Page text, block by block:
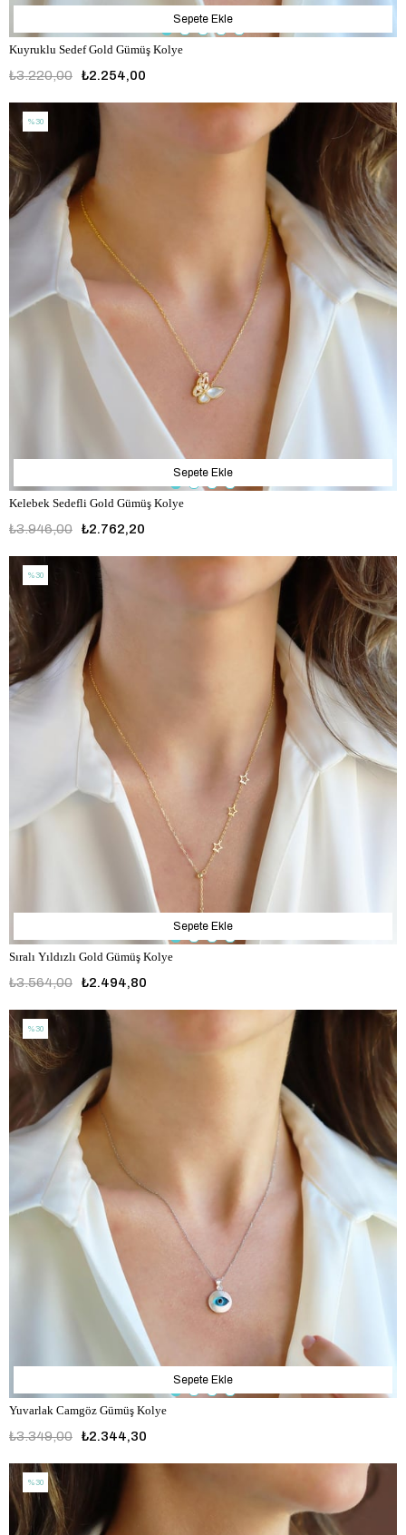
Kuyruklu Sedef Gold Gümüş Kolye
₺2.254,00
₺3.220,00
Sepete Ekle
Kelebek Sedefli Gold Gümüş Kolye
₺2.762,20
₺3.946,00
Sepete Ekle
%30
Sıralı Yıldızlı Gold Gümüş Kolye
₺2.494,80
₺3.564,00
Sepete Ekle
%30
Yuvarlak Camgöz Gümüş Kolye
₺2.344,30
₺3.349,00
Sepete Ekle
%30
%30